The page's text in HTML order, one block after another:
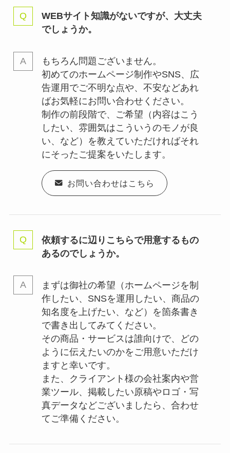
WEBサイト知識がないですが、大丈夫
でしょうか。
もちろん問題ございません。
初めてのホームページ制作やSNS、広
告運用でご不明な点や、不安などあれ
ばお気軽にお問い合わせください。
制作の前段階で、ご希望（内容はこう
したい、雰囲気はこういうのモノが良
い、など）を教えていただければそれ
にそったご提案をいたします。
お問い合わせはこちら
依頼するに辺りこちらで用意するもの
あるのでしょうか。
まずは御社の希望（ホームページを制
作したい、SNSを運用したい、商品の
知名度を上げたい、など）を箇条書き
で書き出してみてください。
その商品・サービスは誰向けで、どの
ように伝えたいのかをご用意いただけ
ますと幸いです。
また、クライアント様の会社案内や営
業ツール、掲載したい原稿やロゴ・写
真データなどございましたら、合わせ
てご準備ください。